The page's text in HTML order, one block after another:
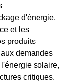
d'énergie,
et les
produits
demandes
solaire,
critiques.